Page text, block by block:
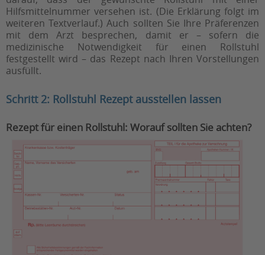
Hilfsmittelnummer versehen ist. (Die Erklärung folgt im
weiteren Textverlauf.) Auch sollten Sie Ihre Präferenzen
mit dem Arzt besprechen, damit er – sofern die
medizinische Notwendigkeit für einen Rollstuhl
festgestellt wird – das Rezept nach Ihren Vorstellungen
ausfüllt.
Schritt 2: Rollstuhl Rezept ausstellen lassen
Rezept für einen Rollstuhl: Worauf sollten Sie achten?